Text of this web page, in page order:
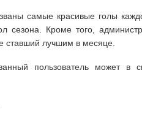
самые красивые голы
сезона. Кроме того,
ставший лучшим в месяце.
пользователь может в